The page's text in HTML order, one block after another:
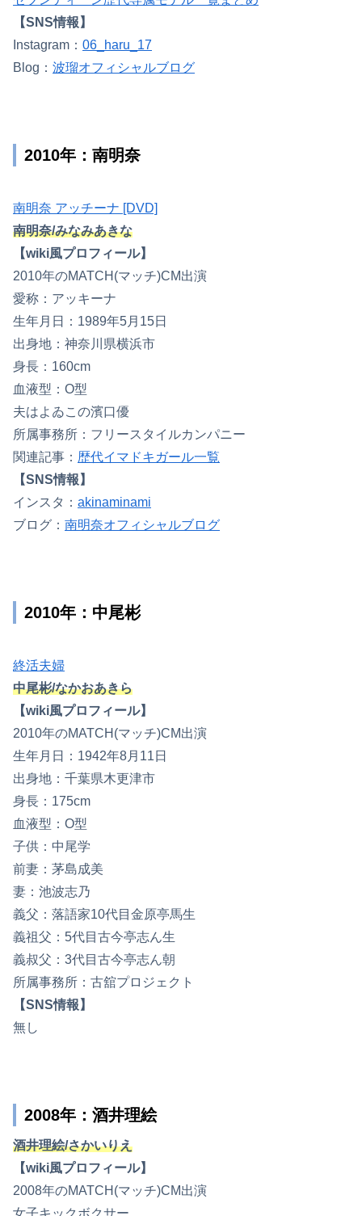
【SNS情報】
Instagram： 06_haru_17
Blog： 波瑠オフィシャルブログ
2010年：南明奈
南明奈 アッチーナ [DVD]
南明奈/みなみあきな
【wiki風プロフィール】
2010年のMATCH(マッチ)CM出演
愛称：アッキーナ
生年月日：1989年5月15日
出身地：神奈川県横浜市
身長：160cm
血液型：O型
夫はよゐこの濱口優
所属事務所：フリースタイルカンパニー
関連記事： 歴代イマドキガール一覧
【SNS情報】
インスタ： akinaminami
ブログ： 南明奈オフィシャルブログ
2010年：中尾彬
終活夫婦
中尾彬/なかおあきら
【wiki風プロフィール】
2010年のMATCH(マッチ)CM出演
生年月日：1942年8月11日
出身地：千葉県木更津市
身長：175cm
血液型：O型
子供：中尾学
前妻：茅島成美
妻：池波志乃
義父：落語家10代目金原亭馬生
義祖父：5代目古今亭志ん生
義叔父：3代目古今亭志ん朝
所属事務所：古舘プロジェクト
【SNS情報】
無し
2008年：酒井理絵
酒井理絵/さかいりえ
【wiki風プロフィール】
2008年のMATCH(マッチ)CM出演